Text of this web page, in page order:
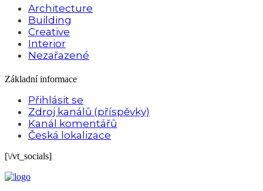
Architecture
Building
Creative
Interior
Nezařazené
Základní informace
Přihlásit se
Zdroj kanálů (příspěvky)
Kanál komentářů
Česká lokalizace
[\/vt_socials]